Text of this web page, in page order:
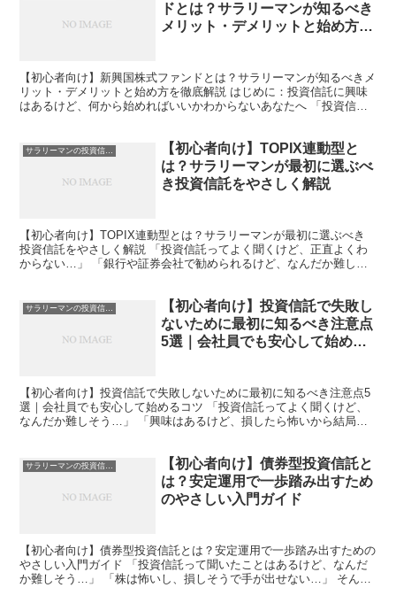
ドとは？サラリーマンが知るべき
メリット・デメリットと始め方を
【初心者向け】新興国株式ファンドとは？サラリーマンが知るべきメ
リット・デメリットと始め方を徹底解説 はじめに：投資信託に興味
はあるけど、何から始めればいいかわからないあなたへ 「投資信託
サラリーマンの投資信託入門
【初心者向け】TOPIX連動型と
は？サラリーマンが最初に選ぶべ
き投資信託をやさしく解説
【初心者向け】TOPIX連動型とは？サラリーマンが最初に選ぶべき
投資信託をやさしく解説 「投資信託ってよく聞くけど、正直よくわ
からない…」 「銀行や証券会社で勧められるけど、なんだか難しそ
サラリーマンの投資信託入門
【初心者向け】投資信託で失敗し
ないために最初に知るべき注意点
5選｜会社員でも安心して始める
【初心者向け】投資信託で失敗しないために最初に知るべき注意点5
選｜会社員でも安心して始めるコツ 「投資信託ってよく聞くけど、
なんだか難しそう…」 「興味はあるけど、損したら怖いから結局何
サラリーマンの投資信託入門
【初心者向け】債券型投資信託と
は？安定運用で一歩踏み出すため
のやさしい入門ガイド
【初心者向け】債券型投資信託とは？安定運用で一歩踏み出すための
やさしい入門ガイド 「投資信託って聞いたことはあるけど、なんだ
か難しそう…」 「株は怖いし、損しそうで手が出せない…」 そんな